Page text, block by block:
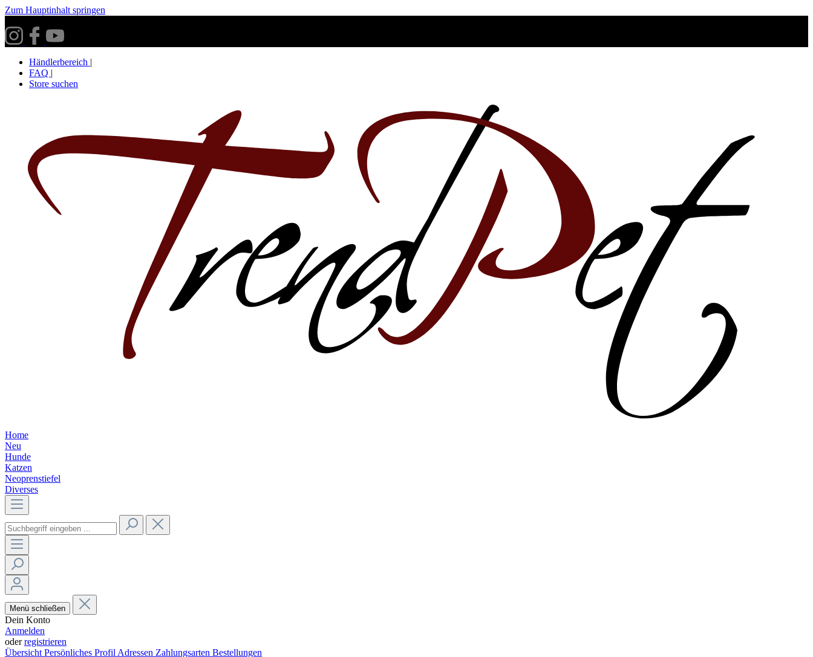
Zum Hauptinhalt springen
Händlerbereich |
FAQ |
Store suchen
Home
Neu
Hunde
Katzen
Neoprenstiefel
Diverses
Menü schließen
Dein Konto
Anmelden
oderregistrieren
ÜbersichtPersönliches ProfilAdressen Zahlungsarten Bestellungen